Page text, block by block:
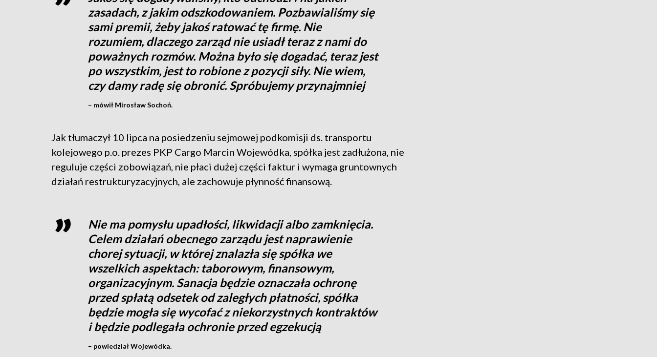
zasadach, z jakim odszkodowaniem. Pozbawialiśmy się
sami premii, żeby jakoś ratować tę firmę. Nie
rozumiem, dlaczego zarząd nie usiadł teraz z nami do
poważnych rozmów. Można było się dogadać, teraz jest
po wszystkim, jest to robione z pozycji siły. Nie wiem,
czy damy radę się obronić. Spróbujemy przynajmniej
– mówił Mirosław Sochoń.
Jak tłumaczył 10 lipca na posiedzeniu sejmowej podkomisji ds. transportu
kolejowego p.o. prezes PKP Cargo Marcin Wojewódka, spółka jest zadłużona, nie
reguluje części zobowiązań, nie płaci dużej części faktur i wymaga gruntownych
działań restrukturyzacyjnych, ale zachowuje płynność finansową.
Nie ma pomysłu upadłości, likwidacji albo zamknięcia.
Celem działań obecnego zarządu jest naprawienie
chorej sytuacji, w której znalazła się spółka we
wszelkich aspektach: taborowym, finansowym,
organizacyjnym. Sanacja będzie oznaczała ochronę
przed spłatą odsetek od zaległych płatności, spółka
będzie mogła się wycofać z niekorzystnych kontraktów
i będzie podlegała ochronie przed egzekucją
– powiedział Wojewódka.